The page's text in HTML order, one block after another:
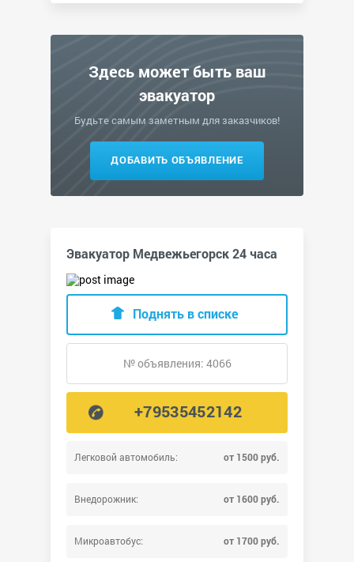
Здесь может быть ваш
эвакуатор
Будьте самым заметным для заказчиков!
ДОБАВИТЬ ОБЪЯВЛЕНИЕ
Эвакуатор Медвежьегорск 24 часа
Легковой автомобиль: от 1500 руб.
Внедорожник: от 1600 руб.
Микроавтобус: от 1700 руб.
Поднять в списке
№ объявления: 4066
+79535452142